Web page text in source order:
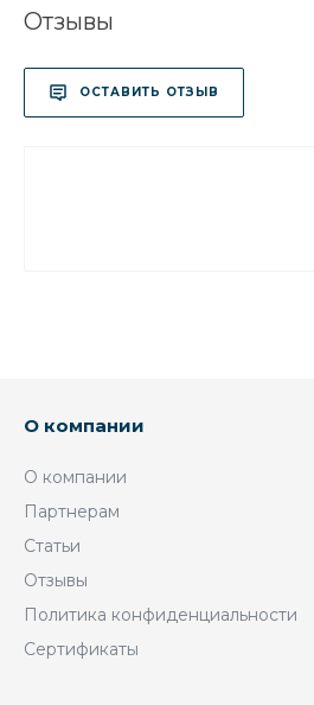
Отзывы
ОСТАВИТЬ ОТЗЫВ
О компании
О компании
Партнерам
Статьи
Отзывы
Политика конфиденциальности
Сертификаты